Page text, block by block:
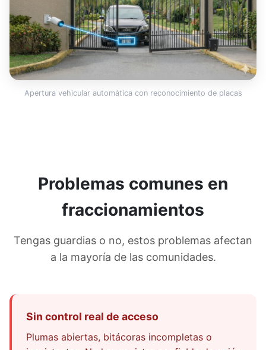
Apertura vehicular automática con reconocimiento de placas
Problemas comunes en
fraccionamientos
Tengas guardias o no, estos problemas afectan
a la mayoría de las comunidades.
Sin control real de acceso
Plumas abiertas, bitácoras incompletas o